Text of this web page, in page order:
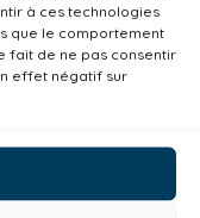
à ces technologies
que le comportement
fait de ne pas consentir
effet négatif sur